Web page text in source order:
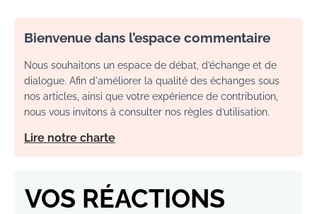
Bienvenue dans l’espace commentaire
Nous souhaitons un espace de débat, d’échange et de
dialogue. Afin d'améliorer la qualité des échanges sous
nos articles, ainsi que votre expérience de contribution,
nous vous invitons à consulter nos règles d’utilisation.
Lire notre charte
VOS RÉACTIONS